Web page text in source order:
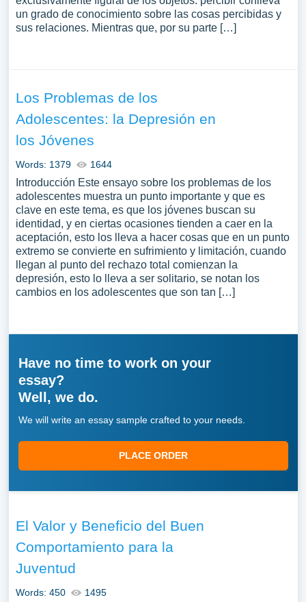
un grado de conocimiento sobre las cosas percibidas y
sus relaciones. Mientras que, por su parte […]
Los Problemas de los
Adolescentes: la Depresión en
los Jóvenes
Words: 1379 1644
Introducción Este ensayo sobre los problemas de los
adolescentes muestra un punto importante y que es
clave en este tema, es que los jóvenes buscan su
identidad, y en ciertas ocasiones tienden a caer en la
aceptación, esto los lleva a hacer cosas que en un punto
extremo se convierte en sufrimiento y limitación, cuando
llegan al punto del rechazo total comienzan la
depresión, esto lo lleva a ser solitario, se notan los
cambios en los adolescentes que son tan […]
Have no time to work on your
essay?
Well, we do.
We will write an essay sample crafted to your needs.
PLACE ORDER
El Valor y Beneficio del Buen
Comportamiento para la
Juventud
Words: 450 1495